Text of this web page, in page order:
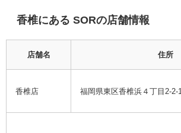
香椎にある SORの店舗情報
店舗名 住所
香椎店 福岡県東区香椎浜４丁目2-2-